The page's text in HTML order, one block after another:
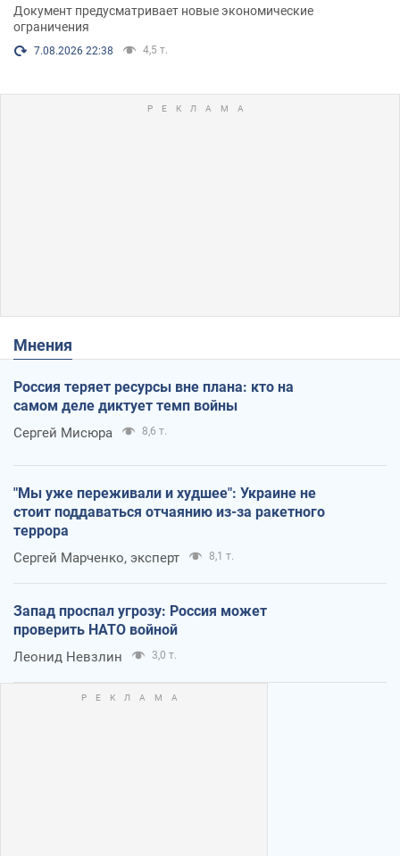
Документ предусматривает новые экономические
ограничения
7.08.2026 22:38 4,5 т.
Мнения
Россия теряет ресурсы вне плана: кто на
самом деле диктует темп войны
Сергей Мисюра 8,6 т.
"Мы уже переживали и худшее": Украине не
стоит поддаваться отчаянию из-за ракетного
террора
Сергей Марченко, эксперт 8,1 т.
Запад проспал угрозу: Россия может
проверить НАТО войной
Леонид Невзлин 3,0 т.